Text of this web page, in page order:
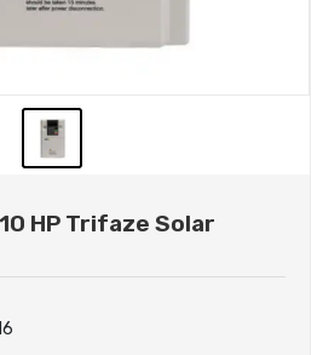
HP Trifaze Solar